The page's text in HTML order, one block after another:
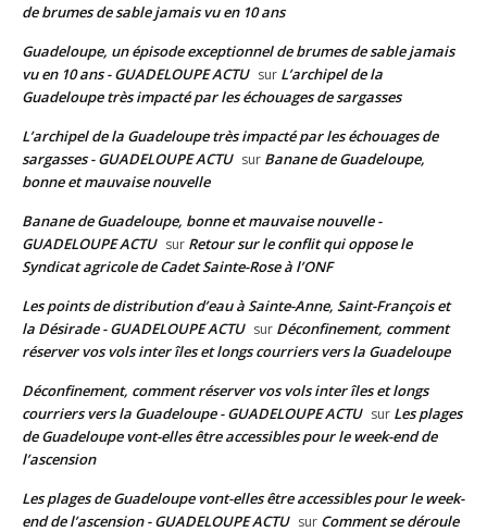
de brumes de sable jamais vu en 10 ans
Guadeloupe, un épisode exceptionnel de brumes de sable jamais
vu en 10 ans - GUADELOUPE ACTU sur L’archipel de la
Guadeloupe très impacté par les échouages de sargasses
L’archipel de la Guadeloupe très impacté par les échouages de
sargasses - GUADELOUPE ACTU sur Banane de Guadeloupe,
bonne et mauvaise nouvelle
Banane de Guadeloupe, bonne et mauvaise nouvelle -
GUADELOUPE ACTU sur Retour sur le conflit qui oppose le
Syndicat agricole de Cadet Sainte-Rose à l’ONF
Les points de distribution d’eau à Sainte-Anne, Saint-François et
la Désirade - GUADELOUPE ACTU sur Déconfinement, comment
réserver vos vols inter îles et longs courriers vers la Guadeloupe
Déconfinement, comment réserver vos vols inter îles et longs
courriers vers la Guadeloupe - GUADELOUPE ACTU sur Les plages
de Guadeloupe vont-elles être accessibles pour le week-end de
l’ascension
Les plages de Guadeloupe vont-elles être accessibles pour le week-
end de l’ascension - GUADELOUPE ACTU sur Comment se déroule